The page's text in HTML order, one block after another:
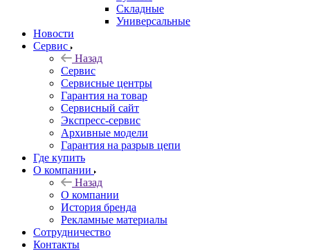
Складные
Универсальные
Новости
Сервис
Назад
Сервис
Сервисные центры
Гарантия на товар
Сервисный сайт
Экспресс-сервис
Архивные модели
Гарантия на разрыв цепи
Где купить
О компании
Назад
О компании
История бренда
Рекламные материалы
Сотрудничество
Контакты